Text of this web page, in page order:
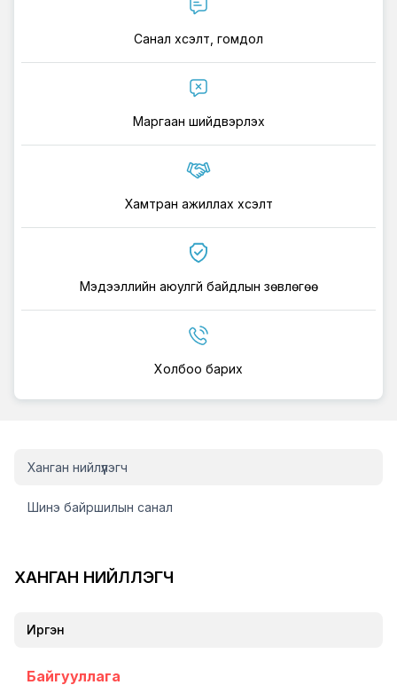
Санал хүсэлт, гомдол
Маргаан шийдвэрлэх
Хамтран ажиллах хүсэлт
Мэдээллийн аюулгүй байдлын зөвлөгөө
Холбоо барих
Ханган нийлүүлэгч
Шинэ байршилын санал
ХАНГАН НИЙЛҮҮЛЭГЧ
Иргэн
Байгууллага